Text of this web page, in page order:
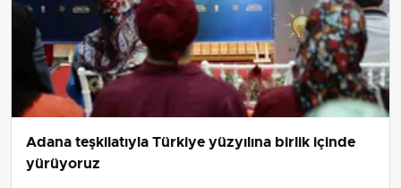
Adana teşkilatıyla Türkiye yüzyılına birlik içinde
yürüyoruz